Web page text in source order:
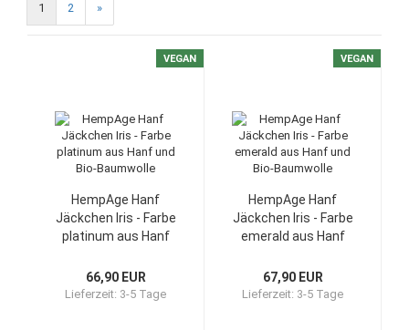
1 2 »
VEGAN
HempAge Hanf
Jäckchen Iris - Farbe
platinum aus Hanf
66,90 EUR
Lieferzeit: 3-5 Tage
VEGAN
HempAge Hanf
Jäckchen Iris - Farbe
emerald aus Hanf
67,90 EUR
Lieferzeit: 3-5 Tage